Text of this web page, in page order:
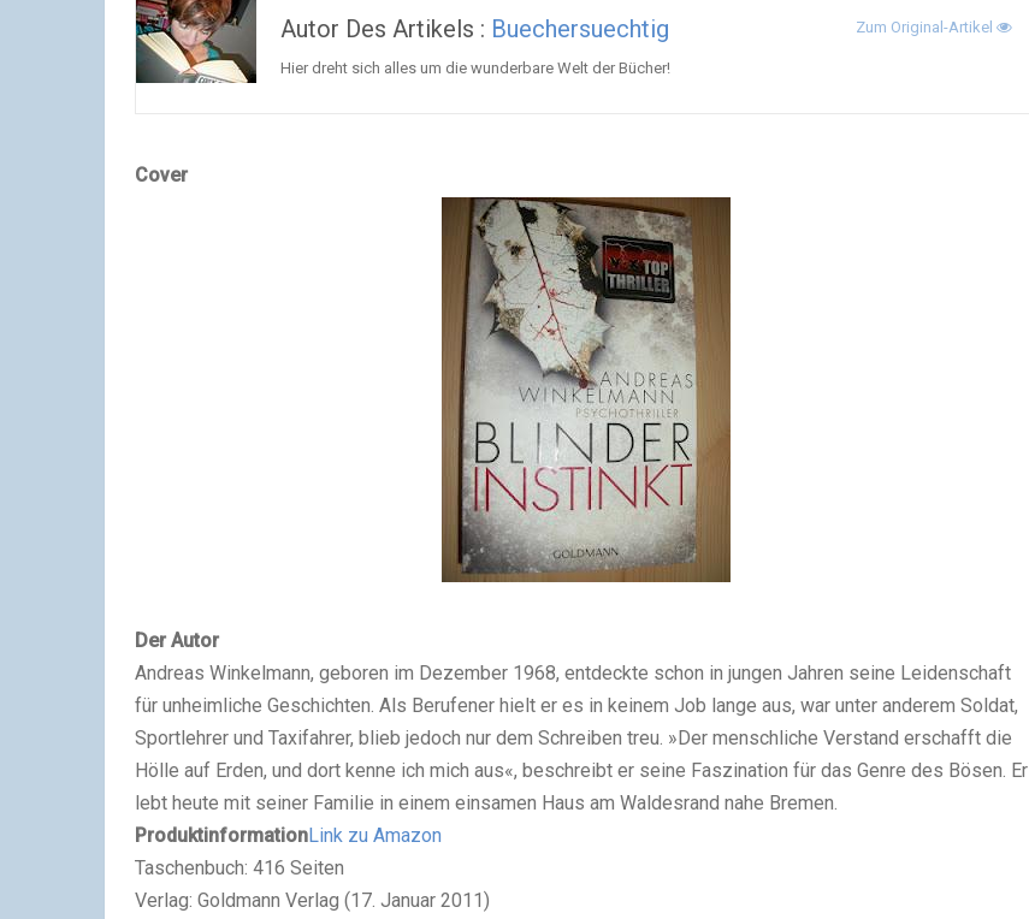
Autor Des Artikels : Buechersuechtig Zum Original-Artikel
Hier dreht sich alles um die wunderbare Welt der Bücher!
Cover
Der Autor
Andreas Winkelmann, geboren im Dezember 1968, entdeckte schon in jungen Jahren seine Leidenschaft
für unheimliche Geschichten. Als Berufener hielt er es in keinem Job lange aus, war unter anderem Soldat,
Sportlehrer und Taxifahrer, blieb jedoch nur dem Schreiben treu. »Der menschliche Verstand erschafft die
Hölle auf Erden, und dort kenne ich mich aus«, beschreibt er seine Faszination für das Genre des Bösen. Er
lebt heute mit seiner Familie in einem einsamen Haus am Waldesrand nahe Bremen.
ProduktinformationLink zu Amazon
Taschenbuch: 416 Seiten
Verlag: Goldmann Verlag (17. Januar 2011)